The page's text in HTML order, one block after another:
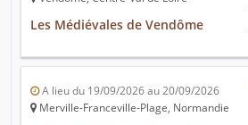
Les Médiévales de Vendôme
A lieu du 19/09/2026 au 20/09/2026
Merville-Franceville-Plage, Normandie